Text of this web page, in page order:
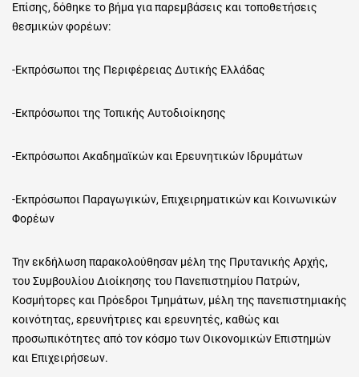
Επίσης, δόθηκε το βήμα για παρεμβάσεις και τοποθετήσεις
θεσμικών φορέων:
-Εκπρόσωποι της Περιφέρειας Δυτικής Ελλάδας
-Εκπρόσωποι της Τοπικής Αυτοδιοίκησης
-Εκπρόσωποι Ακαδημαϊκών και Ερευνητικών Ιδρυμάτων
-Εκπρόσωποι Παραγωγικών, Επιχειρηματικών και Κοινωνικών
Φορέων
Την εκδήλωση παρακολούθησαν μέλη της Πρυτανικής Αρχής,
του Συμβουλίου Διοίκησης του Πανεπιστημίου Πατρών,
Κοσμήτορες και Πρόεδροι Τμημάτων, μέλη της πανεπιστημιακής
κοινότητας, ερευνήτριες και ερευνητές, καθώς και
προσωπικότητες από τον κόσμο των Οικονομικών Επιστημών
και Επιχειρήσεων.